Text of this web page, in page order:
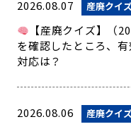
2026.08.07 産廃クイ
【産廃クイズ】（
を確認したところ、
対応は？
2026.08.06 産廃クイ